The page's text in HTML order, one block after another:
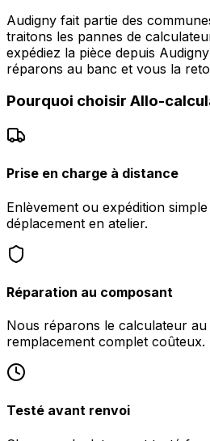
Audigny fait partie des
traitons les pannes de
expédiez la pièce depuis
réparons au banc et vous la
Pourquoi choisir Allo-
Prise en charge à distance
Enlèvement ou expédition
déplacement en atelier.
Réparation au composant
Nous réparons le calculateur
remplacement complet coûteux.
Testé avant renvoi